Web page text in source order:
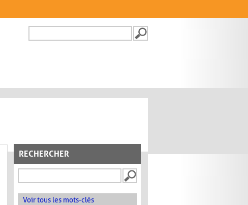
FORMULAIRE DE
RECHERCHER
Voir tous les mots-clés